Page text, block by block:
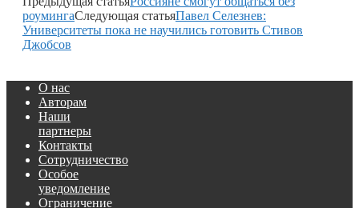
роумингаСледующая статьяПавел Селезнев:
Университеты пока не научились готовить Стивов
Джобсов
О нас
Авторам
Наши
партнеры
Контакты
Сотрудничество
Особое
уведомление
Ограничение